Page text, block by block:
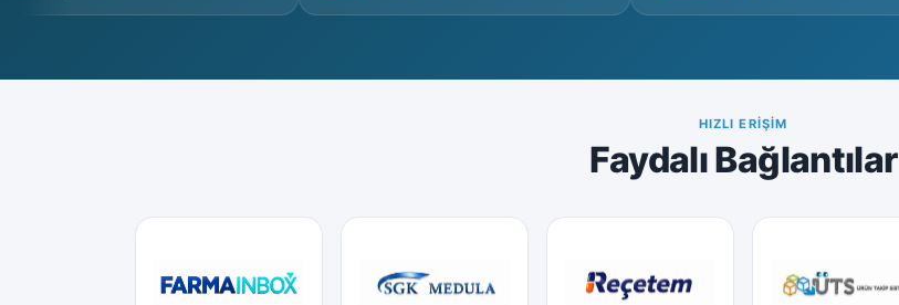
HIZLI ERIŞIM
Faydalı Bağlantılar